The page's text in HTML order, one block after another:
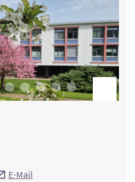
E-Mail